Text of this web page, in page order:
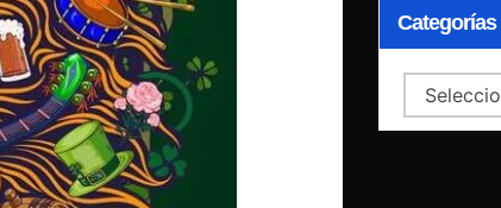
Categorías
Categorías